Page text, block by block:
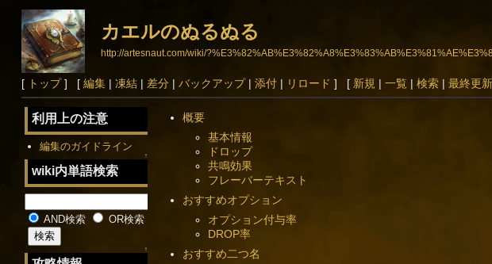
カエルのぬるぬる
http://artesnaut.com/wiki/
[ トップ] [ 編集| 凍結| 差分| バックアップ| 添付| リロード ] [ 新規 | 一覧| 検索| 最終更新
概要
基本情報
ドロップ
共鳴効果
フレーバーテキスト
おすすめオプション
オプション付与率
DROP率
おすすめ二つ名
利用上の注意
編集のガイドライン
↑
wiki内単語検索
AND検索 OR検索
↑